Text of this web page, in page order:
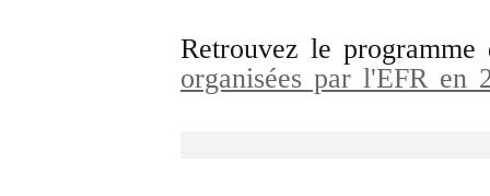
Retrouvez le
organisées par l'EFR